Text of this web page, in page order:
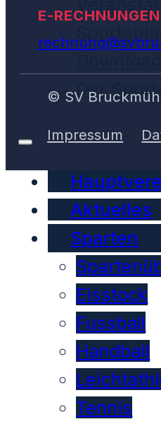
Der
Aktuelles
Sparten
Eisstock
Fussball
Handball
Tennis
E-RECHNUNGEN
© SV
Impressum